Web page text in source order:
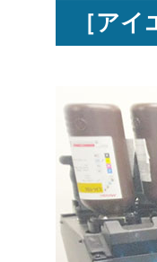
［ア